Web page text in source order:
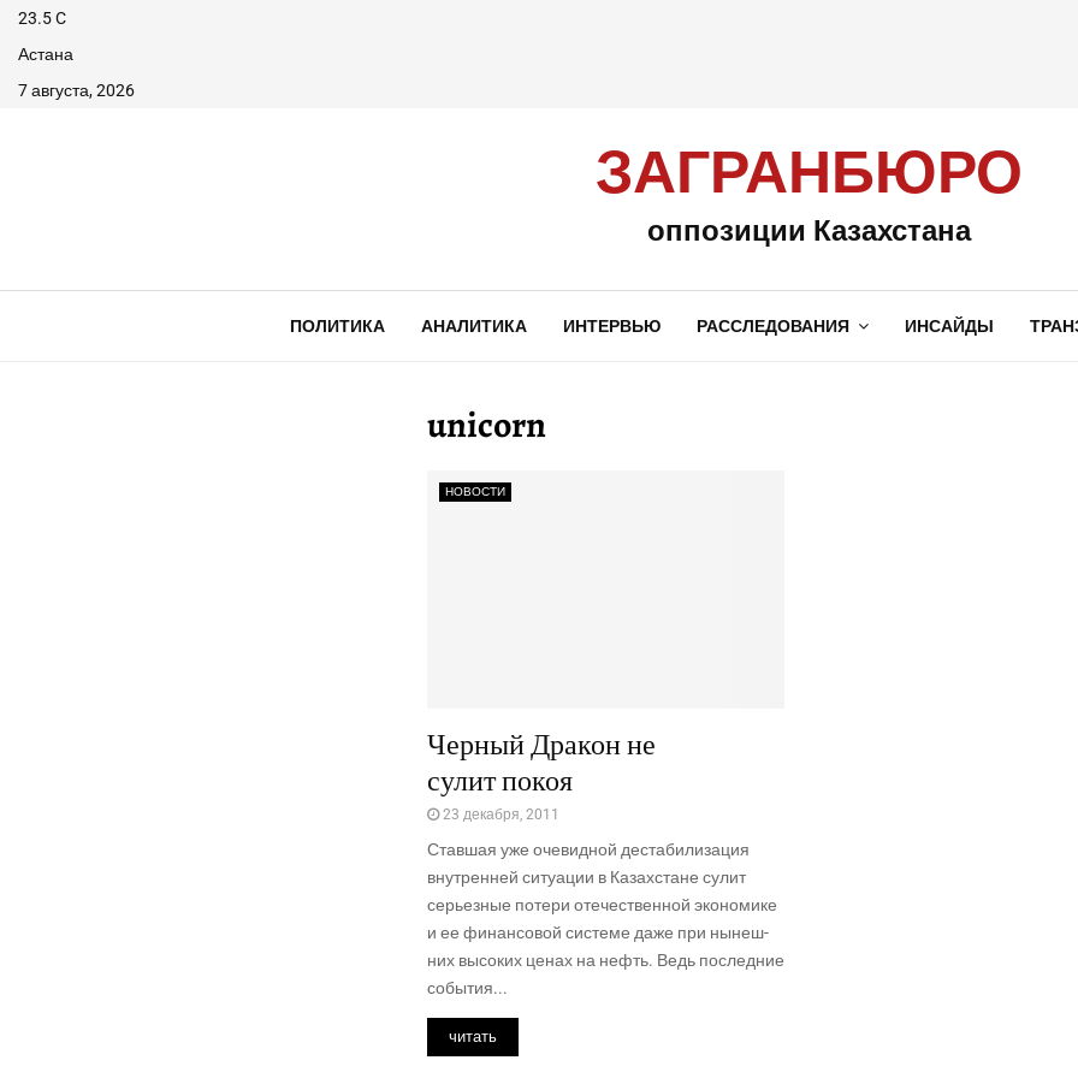
23.5C
Астана
7 августа, 2026
ЗАГРАНБЮРО
оппозиции Казахстана
ПОЛИТИКА АНАЛИТИКА ИНТЕРВЬЮ РАССЛЕДОВАНИЯ ИНСАЙДЫ
unicorn
НОВОСТИ
Черный Дракон не
сулит покоя
23 декабря, 2011
Став­шая уже оче­вид­ной деста­би­ли­за­ция
внут­рен­ней ситу­а­ции в Казах­стане сулит
серьез­ные поте­ри оте­че­ствен­ной эко­но­ми­ке
и ее финан­со­вой систе­ме даже при нынеш­
них высо­ких ценах на нефть. Ведь послед­ние
собы­тия...
читать